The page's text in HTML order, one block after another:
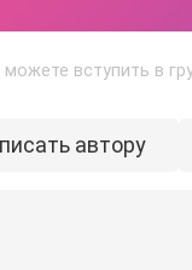
вступить в
автору